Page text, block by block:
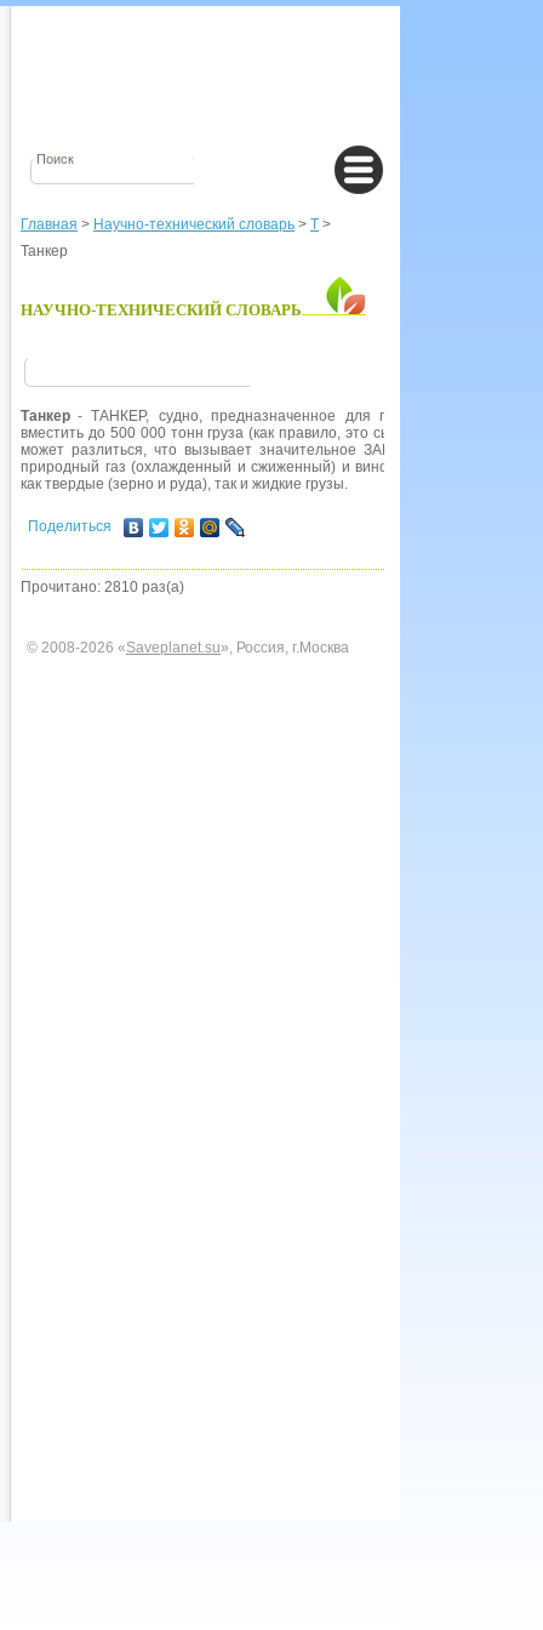
Главная > Научно-технический словарь > Т >
Танкер
НАУЧНО-ТЕХНИЧЕСКИЙ СЛОВАРЬ
Танкер - ТАНКЕР, судно, предназначенное для перевозки жидких
вместить до 500 000 тонн груза (как правило, это сырая нефть и
может разлиться, что вызывает значительное ЗАГРЯЗНЕНИЕ ВОДЫ.
природный газ (охлажденный и сжиженный) и вино. Существуют
как твердые (зерно и руда), так и жидкие грузы.
Поделиться
Прочитано: 2810 раз(а)
© 2008-2026 «Saveplanet.su», Россия, г.Москва